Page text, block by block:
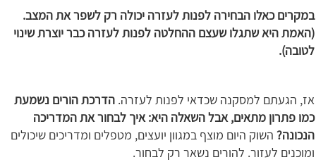
במקרים כאלו הבחירה לפנות לעזרה יכולה רק לשפר את המצב.
(האמת היא שתגלו שעצם ההחלטה לפנות לעזרה כבר יוצרת שינוי
לטובה).
אז, הגעתם למסקנה שכדאי לפנות לעזרה. הדרכת הורים נשמעת
כמו פתרון מתאים, אבל השאלה היא: איך לבחור את המדריכה
הנכונה? השוק היום מוצף במגוון יועצים, מטפלים ומדריכים שיכולים
ומוכנים לעזור. להורים נשאר רק לבחור.